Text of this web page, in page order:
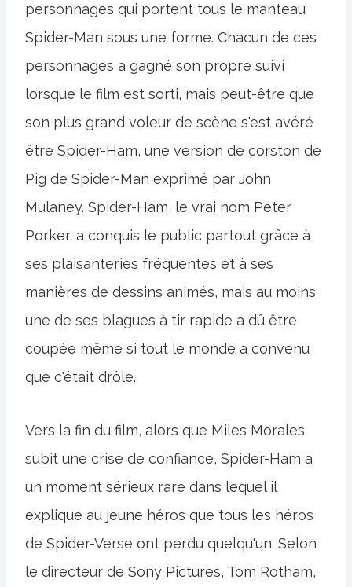
personnages qui portent tous le manteau
Spider-Man sous une forme. Chacun de ces
personnages a gagné son propre suivi
lorsque le film est sorti, mais peut-être que
son plus grand voleur de scène s'est avéré
être Spider-Ham, une version de corston de
Pig de Spider-Man exprimé par John
Mulaney. Spider-Ham, le vrai nom Peter
Porker, a conquis le public partout grâce à
ses plaisanteries fréquentes et à ses
manières de dessins animés, mais au moins
une de ses blagues à tir rapide a dû être
coupée même si tout le monde a convenu
que c'était drôle.
Vers la fin du film, alors que Miles Morales
subit une crise de confiance, Spider-Ham a
un moment sérieux rare dans lequel il
explique au jeune héros que tous les héros
de Spider-Verse ont perdu quelqu'un. Selon
le directeur de Sony Pictures, Tom Rotham,